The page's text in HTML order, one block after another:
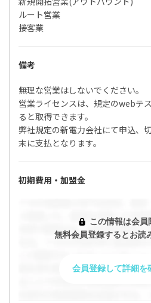
ルート営業
接客業
備考
無理な営業はしないでください。
営業ライセンスは、規定のwebテ
ると取得できます。
弊社規定の新電力会社にて申込、
末に支払となります。
初期費用・加盟金
この情報は会員
無料会員登録するとお読
会員登録して詳細を